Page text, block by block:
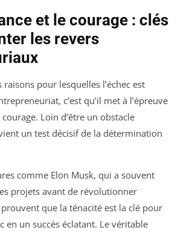
et le courage : clés
les revers
raisons pour lesquelles l’échec est
c’est qu’il met à l’épreuve
Loin d’être un obstacle
un test décisif de la détermination
comme Elon Musk, qui a souvent
projets avant de révolutionner
que la ténacité est la clé pour
en un succès éclatant. Le véritable